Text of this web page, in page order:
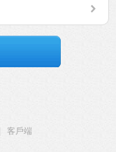
客戶端